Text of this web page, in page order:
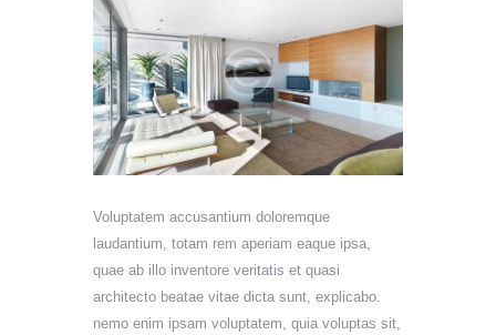
Voluptatem accusantium doloremque
laudantium, totam rem aperiam eaque ipsa,
quae ab illo inventore veritatis et quasi
architecto beatae vitae dicta sunt, explicabo.
nemo enim ipsam voluptatem, quia voluptas sit,